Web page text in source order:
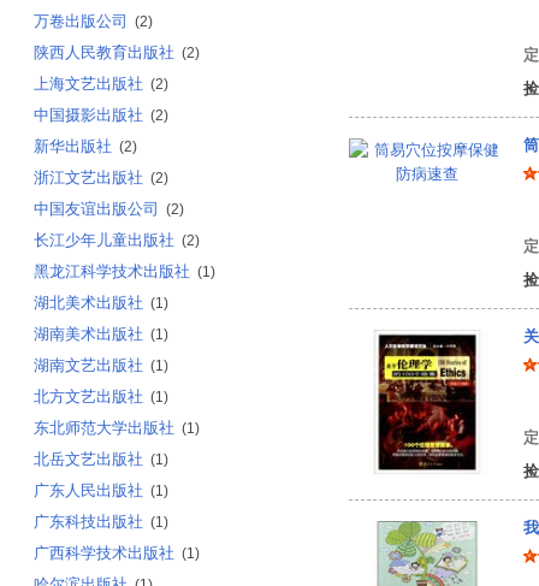
万卷出版公司 (2)
陕西人民教育出版社 (2)
上海文艺出版社 (2)
中国摄影出版社 (2)
新华出版社 (2)
浙江文艺出版社 (2)
中国友谊出版公司 (2)
长江少年儿童出版社 (2)
黑龙江科学技术出版社 (1)
湖北美术出版社 (1)
湖南美术出版社 (1)
湖南文艺出版社 (1)
北方文艺出版社 (1)
东北师范大学出版社 (1)
北岳文艺出版社 (1)
广东人民出版社 (1)
广东科技出版社 (1)
广西科学技术出版社 (1)